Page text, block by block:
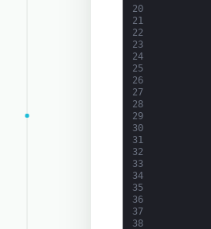
20
21
22
23
24
25
26
27
28
29
30
31
32
33
34
35
36
37
38